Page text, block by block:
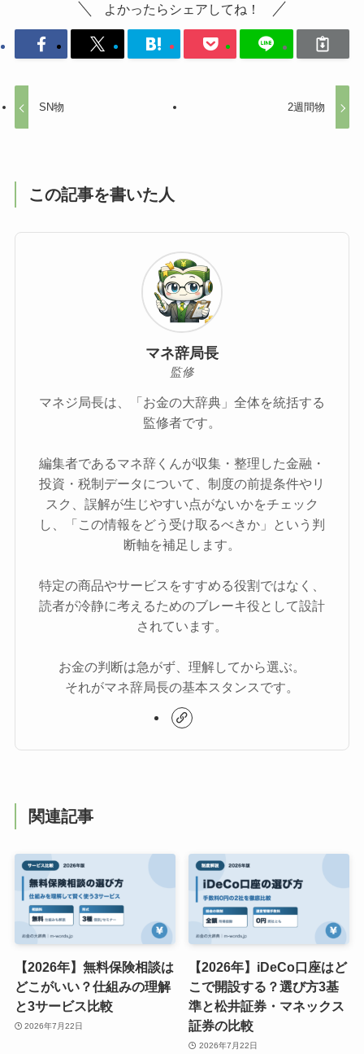
よかったらシェアしてね！
SN物 2週間物
この記事を書いた人
マネ辞局長
監修
マネジ局長は、「お金の大辞典」全体を統括する
監修者です。
編集者であるマネ辞くんが収集・整理した金融・
投資・税制データについて、制度の前提条件やリ
スク、誤解が生じやすい点がないかをチェック
し、「この情報をどう受け取るべきか」という判
断軸を補足します。
特定の商品やサービスをすすめる役割ではなく、
読者が冷静に考えるためのブレーキ役として設計
されています。
お金の判断は急がず、理解してから選ぶ。
それがマネ辞局長の基本スタンスです。
関連記事
【2026年】無料保険相談は
どこがいい？仕組みの理解
と3サービス比較
2026年7月22日
【2026年】iDeCo口座はど
こで開設する？選び方3基
準と松井証券・マネックス
証券の比較
2026年7月22日